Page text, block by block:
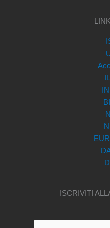
ISCRIVITI